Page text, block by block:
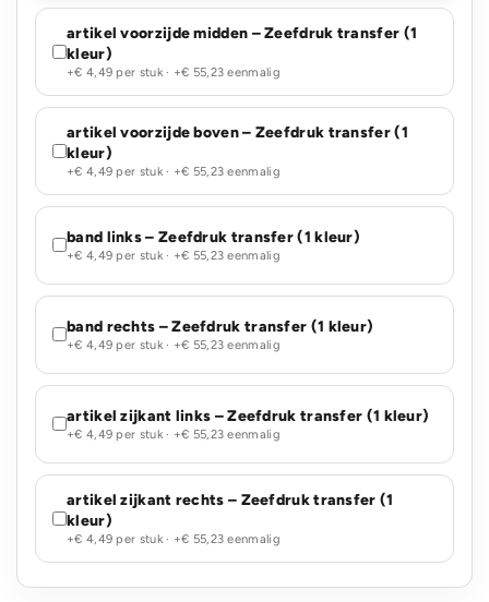
artikel voorzijde midden – Zeefdruk transfer (1
kleur)
+€ 4,49 per stuk · +€ 55,23 eenmalig
artikel voorzijde boven – Zeefdruk transfer (1
kleur)
+€ 4,49 per stuk · +€ 55,23 eenmalig
band links – Zeefdruk transfer (1 kleur)
+€ 4,49 per stuk · +€ 55,23 eenmalig
band rechts – Zeefdruk transfer (1 kleur)
+€ 4,49 per stuk · +€ 55,23 eenmalig
artikel zijkant links – Zeefdruk transfer (1 kleur)
+€ 4,49 per stuk · +€ 55,23 eenmalig
artikel zijkant rechts – Zeefdruk transfer (1
kleur)
+€ 4,49 per stuk · +€ 55,23 eenmalig